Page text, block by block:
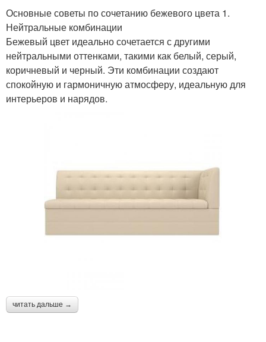
Основные советы по сочетанию бежевого цвета 1.
Нейтральные комбинации
Бежевый цвет идеально сочетается с другими
нейтральными оттенками, такими как белый, серый,
коричневый и черный. Эти комбинации создают
спокойную и гармоничную атмосферу, идеальную для
интерьеров и нарядов.
читать дальше →